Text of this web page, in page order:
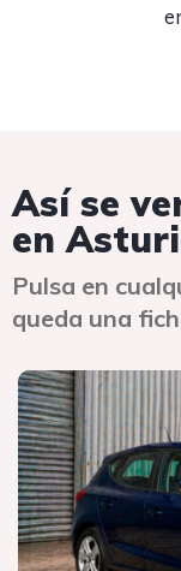
Así se
en
Pulsa en
queda una